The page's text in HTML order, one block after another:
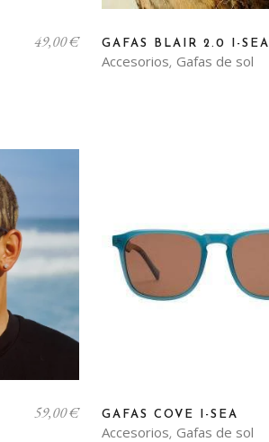
49,00€
Accesorios, Gafas de sol
GAFAS BLAIR 2.0 I-SEA
59,00€
Accesorios, Gafas de sol
GAFAS COVE I-SEA